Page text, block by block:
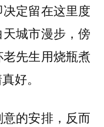
定留在这里度
城市漫步，傍
先生用烧瓶煮
好。
的安排，反而